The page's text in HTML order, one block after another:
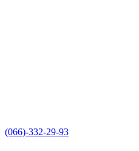
(066)-332-29-93